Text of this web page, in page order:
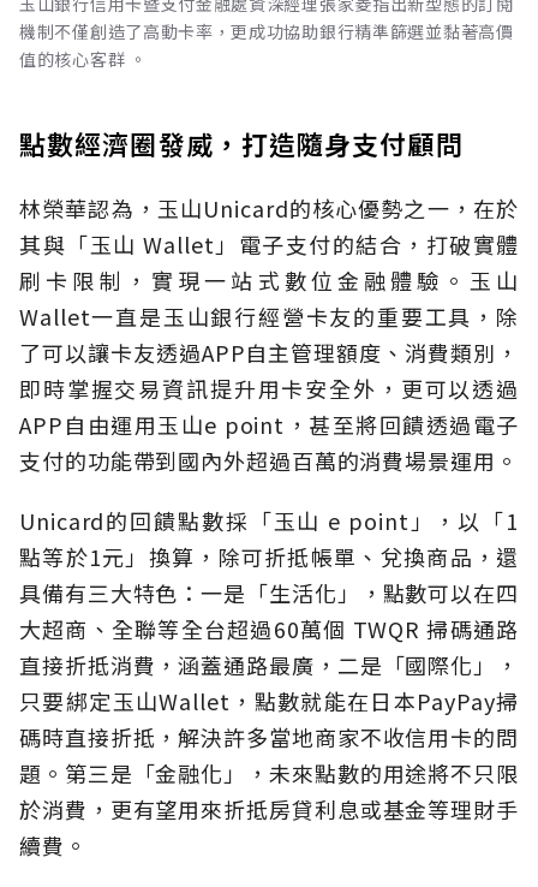
機制不僅創造了高動卡率，更成功協助銀行精準篩選並黏著高價
值的核心客群 。
點數經濟圈發威，打造隨身支付顧問
林榮華認為，玉山Unicard的核心優勢之一，在於
其與「玉山 Wallet」電子支付的結合，打破實體
刷卡限制，實現一站式數位金融體驗。玉山
Wallet一直是玉山銀行經營卡友的重要工具，除
了可以讓卡友透過APP自主管理額度、消費類別，
即時掌握交易資訊提升用卡安全外，更可以透過
APP自由運用玉山e point，甚至將回饋透過電子
支付的功能帶到國內外超過百萬的消費場景運用。
Unicard的回饋點數採「玉山 e point」，以「1
點等於1元」換算，除可折抵帳單、兌換商品，還
具備有三大特色：一是「生活化」，點數可以在四
大超商、全聯等全台超過60萬個 TWQR 掃碼通路
直接折抵消費，涵蓋通路最廣，二是「國際化」，
只要綁定玉山Wallet，點數就能在日本PayPay掃
碼時直接折抵，解決許多當地商家不收信用卡的問
題。第三是「金融化」，未來點數的用途將不只限
於消費，更有望用來折抵房貸利息或基金等理財手
續費。